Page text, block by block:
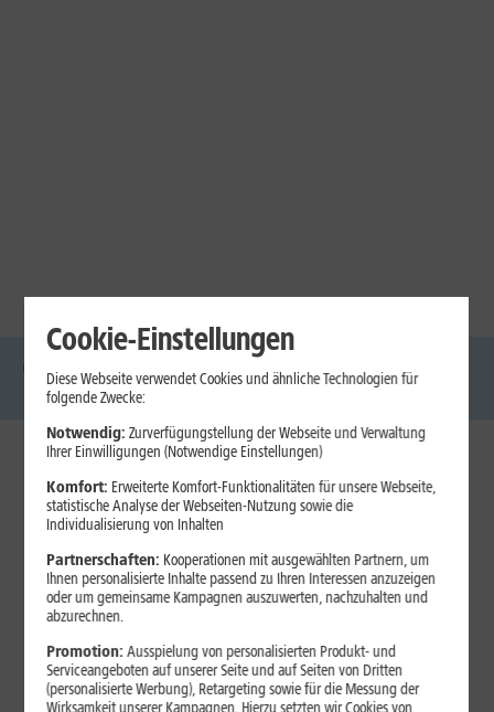
Glasfaser Internet Handys
Mobilfunk-
Laptops
1&1 Internet
Jetzt unterbrechungsfrei ins sehr gute Netz wechseln.
Ohne doppelte Kosten.*
Cookie-Einstellungen
Diese Webseite verwendet Cookies und ähnliche Technologien für
folgende Zwecke:
Notwendig: Zurverfügungstellung der Webseite und Verwaltung
Ihrer Einwilligungen (Notwendige Einstellungen)
Komfort: Erweiterte Komfort-Funktionalitäten für unsere Webseite,
statistische Analyse der Webseiten-Nutzung sowie die
Individualisierung von Inhalten
Partnerschaften: Kooperationen mit ausgewählten Partnern, um
Ihnen personalisierte Inhalte passend zu Ihren Interessen anzuzeigen
oder um gemeinsame Kampagnen auszuwerten, nachzuhalten und
abzurechnen.
Promotion:Ausspielung von personalisierten Produkt- und
Serviceangeboten auf unserer Seite und auf Seiten von Dritten
(personalisierte Werbung), Retargeting sowie für die Messung der
Wirksamkeit unserer Kampagnen. Hierzu setzten wir Cookies von